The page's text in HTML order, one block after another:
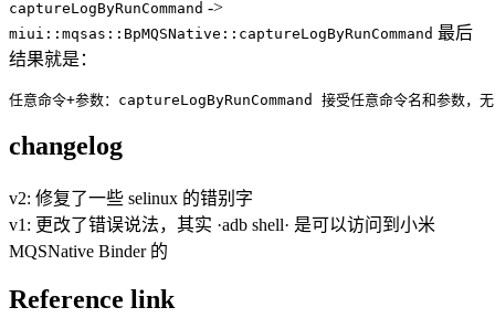
captureLogByRunCommand ->
miui::mqsas::BpMQSNative::captureLogByRunCommand 最后
结果就是：
changelog
v2: 修复了一些 selinux 的错别字
v1: 更改了错误说法，其实 ·adb shell· 是可以访问到小米
MQSNative Binder 的
Reference link